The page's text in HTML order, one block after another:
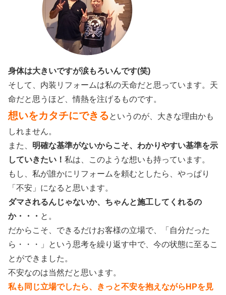
身体は大きいですが涙もろいんです(笑)
そして、内装リフォームは私の天命だと思っています。天
命だと思うほど、情熱を注げるものです。
想いをカタチにできるというのが、大きな理由かも
しれません。
また、 明確な基準がないからこそ、 わかりやすい基準を示
していきたい！ 私は、このような想いも持っています。
もし、私が誰かにリフォームを頼むとしたら、やっぱり
「不安」になると思います。
ダマされるんじゃないか、 ちゃんと施工してくれるの
か・・・ と。
だからこそ、できるだけお客様の立場で、「自分だった
ら・・・」という思考を繰り返す中で、今の状態に至るこ
とができました。
不安なのは当然だと思います。
私も同じ立場でしたら、きっと不安を抱えながらHPを見